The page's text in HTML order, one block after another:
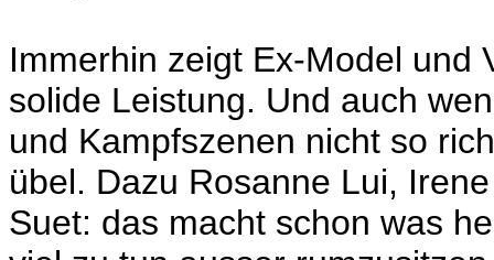
Immerhin zeigt Ex-Model und
solide Leistung. Und auch
und Kampfszenen nicht so
übel. Dazu Rosanne Lui,
Suet: das macht schon was